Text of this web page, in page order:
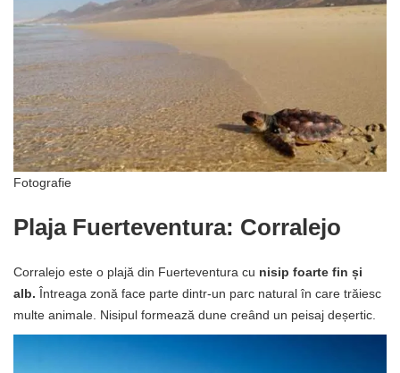
Fotografie
Plaja Fuerteventura: Corralejo
Corralejo este o plajă din Fuerteventura cu nisip foarte fin și
alb. Întreaga zonă face parte dintr-un parc natural în care trăiesc
multe animale. Nisipul formează dune creând un peisaj deșertic.